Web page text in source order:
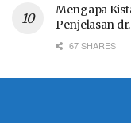
Mengapa
Penjelasan
67 SHARES